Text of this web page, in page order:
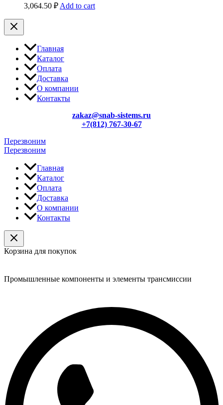
3,064.50 ₽ Add to cart
Главная
Каталог
Оплата
Доставка
О компании
Контакты
zakaz@snab-sistems.ru
+7(812) 767-30-67
Перезвоним
Перезвоним
Главная
Каталог
Оплата
Доставка
О компании
Контакты
Корзина для покупок
Промышленные компоненты и элементы трансмиссии